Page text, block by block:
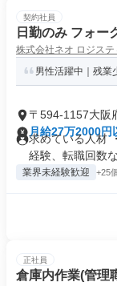
契約社員
日勤のみ フォー
株式会社ネオ ロジステ
男性活躍中｜残業
〒594-1157大阪
月給27万2000円
求めている人材
経験、転職回数
業界未経験歓迎 +25
正社員
倉庫内作業(管理